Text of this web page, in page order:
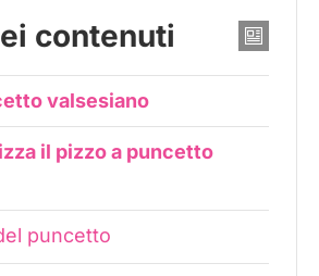
contenuti
valsesiano
il pizzo a puncetto
puncetto